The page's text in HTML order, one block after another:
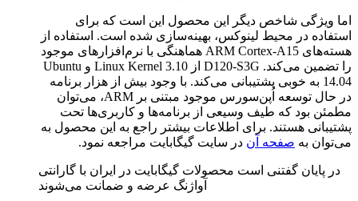
اما ویژگی شاخص دیگر این محصول این است که برای
استفاده در محیط لینوکس، بهینه‌سازی شده است. استفاده از
هسته‌های ARM Cortex-A15 هماهنگی با نرم‌افزار‌های موجود
را تضمین می‌کند. D120-S3G از Linux Kernel 3.10 و Ubuntu
14.04 به خوبی پشتیبانی می‌کند. با وجود بیش از هزار برنامه
در حال توسعه اُپن‌سورس موجود مبتنی بر ARM، می‌توان
مطمئن بود که طیف وسیعی از برنامه‌ها و کاربری‌ها تحت
پشتیبانی هستند. برای اطلاعات بیشتر راجع به این محصول به
می‌توان به صفحه آن در سایت گیگابایت مراجعه نمود.
در پایان گفتنی است محصولات گیگابایت در ایران با گارانتی
آواژنگ عرضه و ضمانت می‌شوند